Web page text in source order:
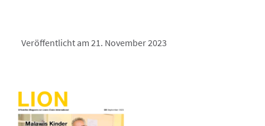
Veröffentlicht am 21. November 2023